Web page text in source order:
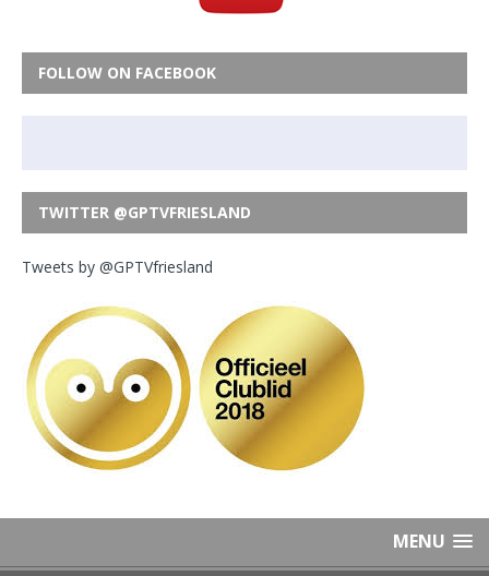
FOLLOW ON FACEBOOK
TWITTER @GPTVFRIESLAND
Tweets by @GPTVfriesland
MENU